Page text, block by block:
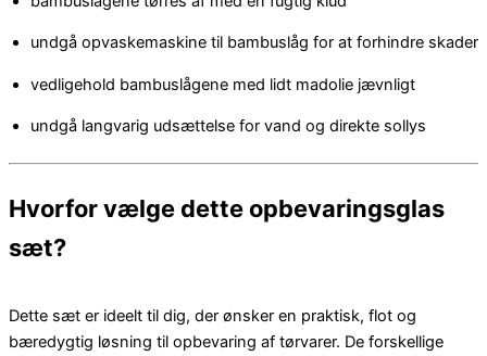
undgå opvaskemaskine til bambuslåg for at forhindre skader
vedligehold bambuslågene med lidt madolie jævnligt
undgå langvarig udsættelse for vand og direkte sollys
Hvorfor vælge dette opbevaringsglas
sæt?
Dette sæt er ideelt til dig, der ønsker en praktisk, flot og
bæredygtig løsning til opbevaring af tørvarer. De forskellige